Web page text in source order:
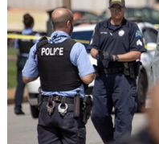
合作 Peter Raven 博士
一晃三十年，初夏又相
园“中华日三十周年特别
筝声与琴韵交汇：刘励
与钢琴的精彩对话